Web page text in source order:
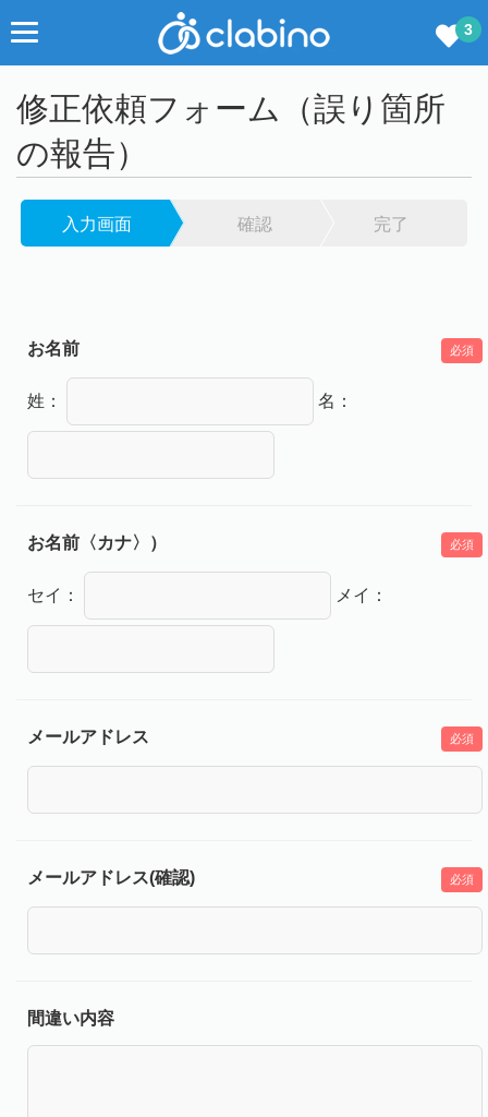
3
修正依頼フォーム（誤り箇所
の報告）
入力画面 確認 完了
お名前 必須
姓： 名：
お名前〈カナ〉） 必須
セイ： メイ：
メールアドレス 必須
メールアドレス(確認) 必須
間違い内容